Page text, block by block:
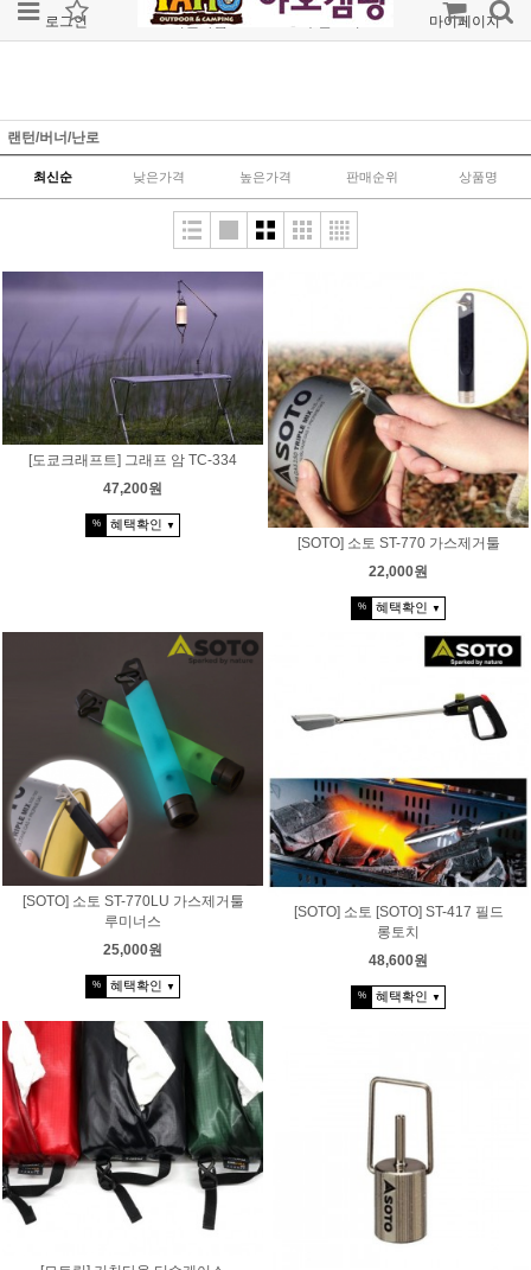
로그인 회원가입 주문조회 마이페이지
랜턴/버너/난로
최신순 낮은가격 높은가격 판매순위 상품명
[도쿄크래프트] 그래프 암 TC-334
47,200원
% 혜택확인 ▼
[SOTO] 소토 ST-770 가스제거툴
22,000원
% 혜택확인 ▼
[SOTO] 소토 ST-770LU 가스제거툴
루미너스
25,000원
% 혜택확인 ▼
[SOTO] 소토 [SOTO] ST-417 필드
롱토치
48,600원
% 혜택확인 ▼